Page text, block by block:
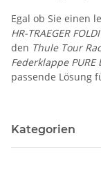
Egal ob Sie einen
HR-TRAEGER
den Thule Tour
Federklappe PURE
passende Lösung
Kategorien